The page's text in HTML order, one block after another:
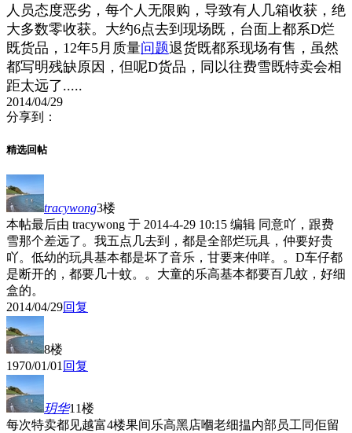
人员态度恶劣，每个人无限购，导致有人几箱收获，绝
大多数零收获。大约6点去到现场既，台面上都系D烂
既货品，12年5月质量问题退货既都系现场有售，虽然
都写明残缺原因，但呢D货品，同以往费雪既特卖会相
距太远了.....
2014/04/29
分享到：
精选回帖
tracywong3楼
本帖最后由 tracywong 于 2014-4-29 10:15 编辑 同意吖，跟费
雪那个差远了。我五点几去到，都是全部烂玩具，仲要好贵
吖。低幼的玩具基本都是坏了音乐，甘要来仲咩。。D车仔都
是断开的，都要几十蚊。。大童的乐高基本都要百几蚊，好细
盒的。
2014/04/29回复
8楼
1970/01/01 回复
玥华11楼
每次特卖都见越富4楼果间乐高黑店嗰老细揾内部员工同佢留